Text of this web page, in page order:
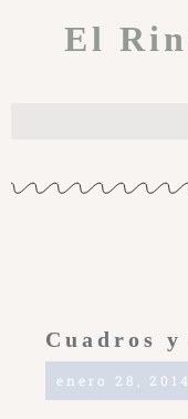
El
Cuadros y
enero 28, 2014